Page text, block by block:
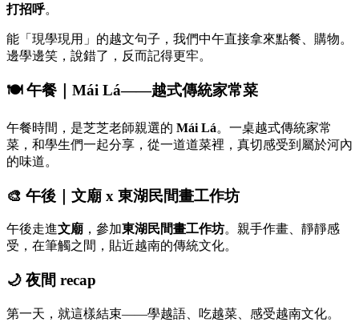
打招呼。
能「現學現用」的越文句子，我們中午直接拿來點餐、購物。
邊學邊笑，說錯了，反而記得更牢。
🍽️午餐｜Mái Lá——越式傳統家常菜
午餐時間，是芝芝老師親選的 Mái Lá。一桌越式傳統家常
菜，和學生們一起分享，從一道道菜裡，真切感受到屬於河內
的味道。
🎨 午後｜文廟 x 東湖民間畫工作坊
午後走進文廟 ，參加東湖民間畫工作坊。親手作畫、靜靜感
受，在筆觸之間，貼近越南的傳統文化。
🌙 夜間 recap
第一天，就這樣結束——學越語、吃越菜、感受越南文化。